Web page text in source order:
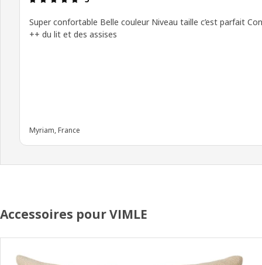
Super confortable Belle couleur Niveau taille c’est parfait
++ du lit et des assises
Myriam, France
Accessoires pour VIMLE